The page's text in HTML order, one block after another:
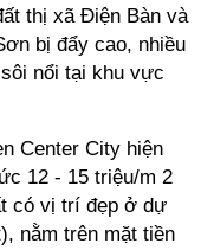
thị xã Điện Bàn và
bị đẩy cao, nhiều
nổi tại khu vực
Center City hiện
12 - 15 triệu/m 2
có vị trí đẹp ở dự
nằm trên mặt tiền